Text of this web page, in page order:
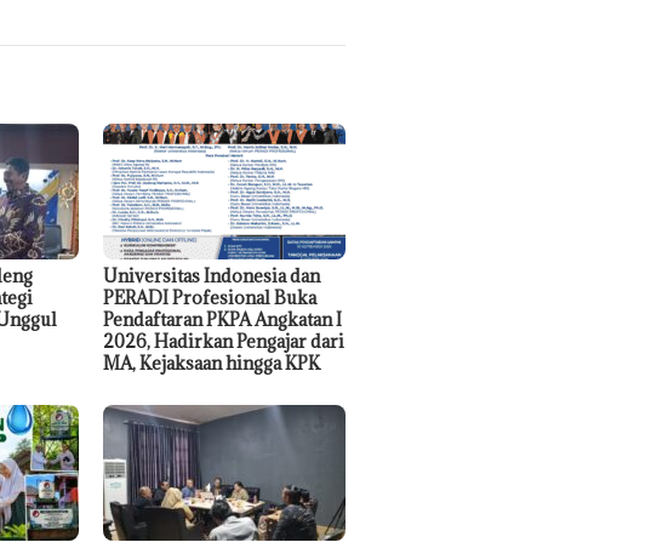
Universitas Indonesia dan
PERADI Profesional Buka
Pendaftaran PKPA Angkatan I
2026, Hadirkan Pengajar dari
MA, Kejaksaan hingga KPK